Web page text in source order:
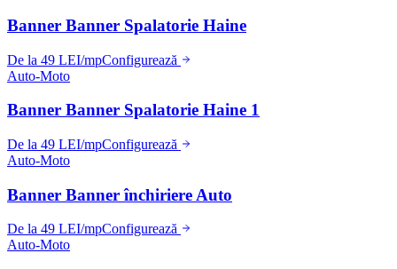
Banner Banner Spalatorie Haine
De la 49 LEI/mpConfigurează
Auto-Moto
Banner Banner Spalatorie Haine 1
De la 49 LEI/mpConfigurează
Auto-Moto
Banner Banner închiriere Auto
De la 49 LEI/mpConfigurează
Auto-Moto